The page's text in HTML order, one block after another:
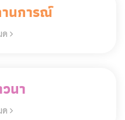
นการณ์
ด
นา
ด